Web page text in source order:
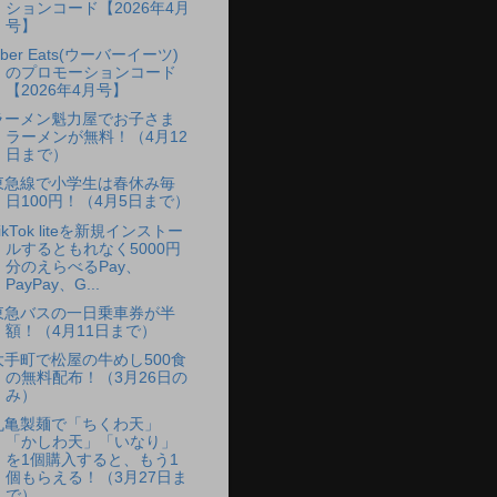
ションコード【2026年4月
号】
Eats(ウーバーイーツ)
のプロモーションコード
【2026年4月号】
ーメン魁力屋でお子さま
ラーメンが無料！（4月12
日まで）
急線で小学生は春休み毎
日100円！（4月5日まで）
liteを新規インストー
ルするともれなく5000円
分のえらべるPay、
PayPay、G...
急バスの一日乗車券が半
額！（4月11日まで）
手町で松屋の牛めし500食
の無料配布！（3月26日の
み）
亀製麺で「ちくわ天」
「かしわ天」「いなり」
を1個購入すると、もう1
個もらえる！（3月27日ま